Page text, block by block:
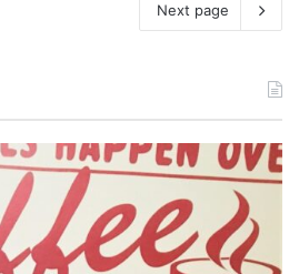
Next page